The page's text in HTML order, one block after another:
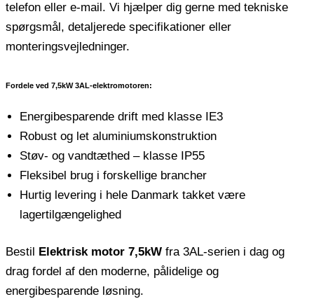
telefon eller e-mail. Vi hjælper dig gerne med tekniske
spørgsmål, detaljerede specifikationer eller
monteringsvejledninger.
Fordele ved 7,5kW 3AL-elektromotoren:
Energibesparende drift med klasse IE3
Robust og let aluminiumskonstruktion
Støv- og vandtæthed – klasse IP55
Fleksibel brug i forskellige brancher
Hurtig levering i hele Danmark takket være
lagertilgængelighed
Bestil Elektrisk motor 7,5kW fra 3AL-serien i dag og
drag fordel af den moderne, pålidelige og
energibesparende løsning.